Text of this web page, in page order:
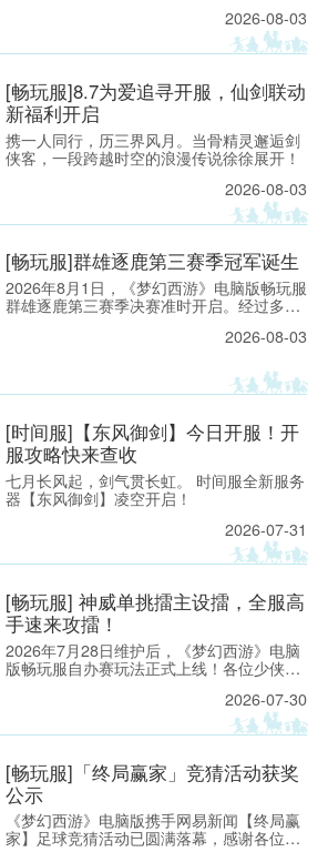
每一位曾初入建邺城、流连于长安城烟火中
的少侠，心头都会泛起阵阵涟漪。那一瞬的
悸动，是我们在锦瑟年华中与梦幻相遇的美
响。
2026-08-03
[畅玩服]8.7为爱追寻开服，仙剑联动
新福利开启
携一人同行，历三界风月。当骨精灵邂逅剑
侠客，一段跨越时空的浪漫传说徐徐展开！
2026-08-03
[畅玩服]群雄逐鹿第三赛季冠军诞生
2026年8月1日，《梦幻西游》电脑版畅玩服
群雄逐鹿第三赛季决赛准时开启。经过多轮
2026-08-03
[时间服]【东风御剑】今日开服！开
服攻略快来查收
七月长风起，剑气贯长虹。 时间服全新服务
器【东风御剑】凌空开启！
2026-07-31
[畅玩服] 神威单挑擂主设擂，全服高
手速来攻擂！
2026年7月28日维护后，《梦幻西游》电脑
版畅玩服自办赛玩法正式上线！各位少侠只
2026-07-30
[畅玩服]「终局赢家」竞猜活动获奖
公示
《梦幻西游》电脑版携手网易新闻【终局赢
家】足球竞猜活动已圆满落幕，感谢各位少